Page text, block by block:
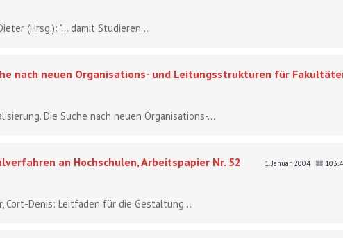
(Hrsg.): "... damit Studieren...
nach neuen Organisations- und Leitungsstrukturen für
Die Suche nach neuen Organisations-...
an Hochschulen, Arbeitspapier Nr. 52 1. Januar 2004
Cort-Denis: Leitfaden für die Gestaltung...